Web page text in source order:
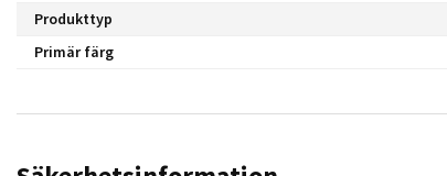
Produkttyp
Primär färg